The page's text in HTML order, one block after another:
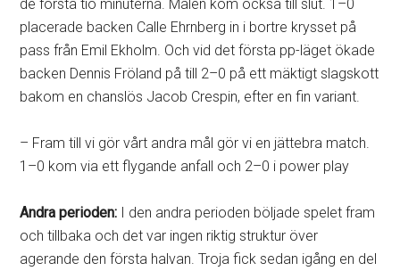
de första tio minuterna. Målen kom också till slut. 1–0
placerade backen Calle Ehrnberg in i bortre krysset på
pass från Emil Ekholm. Och vid det första pp-läget ökade
backen Dennis Fröland på till 2–0 på ett mäktigt slagskott
bakom en chanslös Jacob Crespin, efter en fin variant.
– Fram till vi gör vårt andra mål gör vi en jättebra match.
1–0 kom via ett flygande anfall och 2–0 i power play
Andra perioden: I den andra perioden böljade spelet fram
och tillbaka och det var ingen riktig struktur över
agerande den första halvan. Troja fick sedan igång en del